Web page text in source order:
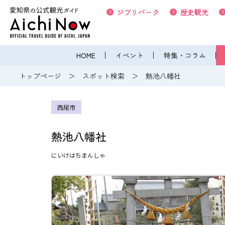
HOME イベント 特集・コラム
ジブリパーク 歴史観光
トップページ スポット検索 熱池八幡社
西尾市
熱池八幡社
にいけはちまんしゃ